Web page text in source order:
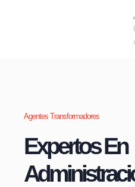
Agentes Transformadores
Expertos En